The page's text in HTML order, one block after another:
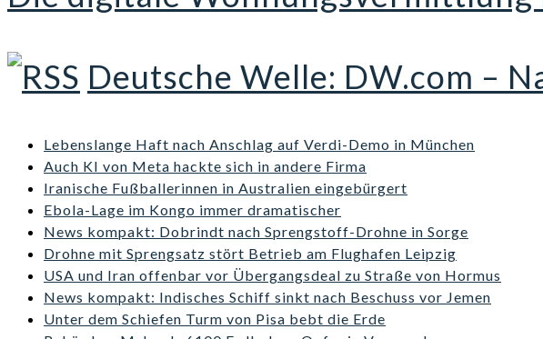
Deutsche Welle: DW.com –
Lebenslange Haft nach Anschlag auf Verdi-Demo in München
Auch KI von Meta hackte sich in andere Firma
Iranische Fußballerinnen in Australien eingebürgert
Ebola-Lage im Kongo immer dramatischer
News kompakt: Dobrindt nach Sprengstoff-Drohne in Sorge
Drohne mit Sprengsatz stört Betrieb am Flughafen Leipzig
USA und Iran offenbar vor Übergangsdeal zu Straße von Hormus
News kompakt: Indisches Schiff sinkt nach Beschuss vor Jemen
Unter dem Schiefen Turm von Pisa bebt die Erde